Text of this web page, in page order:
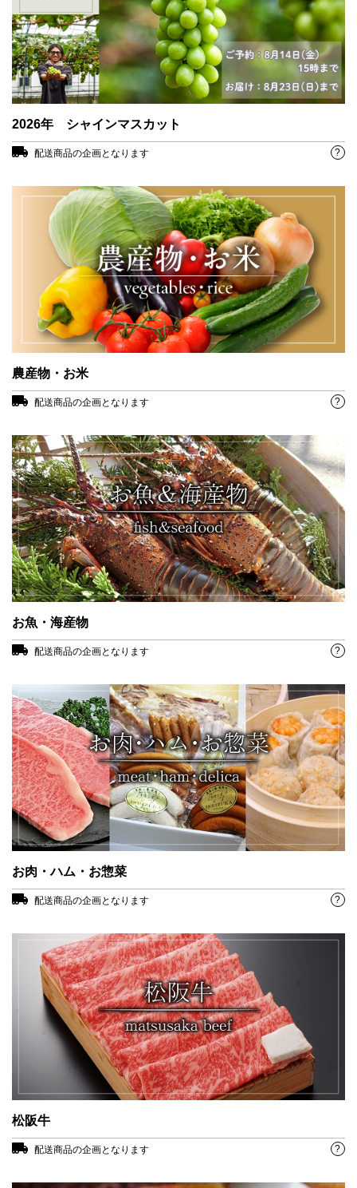
2026年 シャインマスカット
配送商品の企画となります ?
農産物・お米
配送商品の企画となります ?
お魚・海産物
配送商品の企画となります ?
お肉・ハム・お惣菜
配送商品の企画となります ?
松阪牛
配送商品の企画となります ?